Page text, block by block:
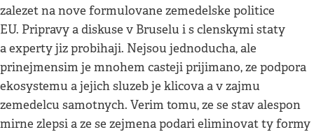
zalezet na nove formulovane zemedelske politice
EU. Pripravy a diskuse v Bruselu i s clenskymi staty
a experty jiz probihaji. Nejsou jednoducha, ale
prinejmensim je mnohem casteji prijimano, ze podpora
ekosystemu a jejich sluzeb je klicova a v zajmu
zemedelcu samotnych. Verim tomu, ze se stav alespon
mirne zlepsi a ze se zejmena podari eliminovat ty formy